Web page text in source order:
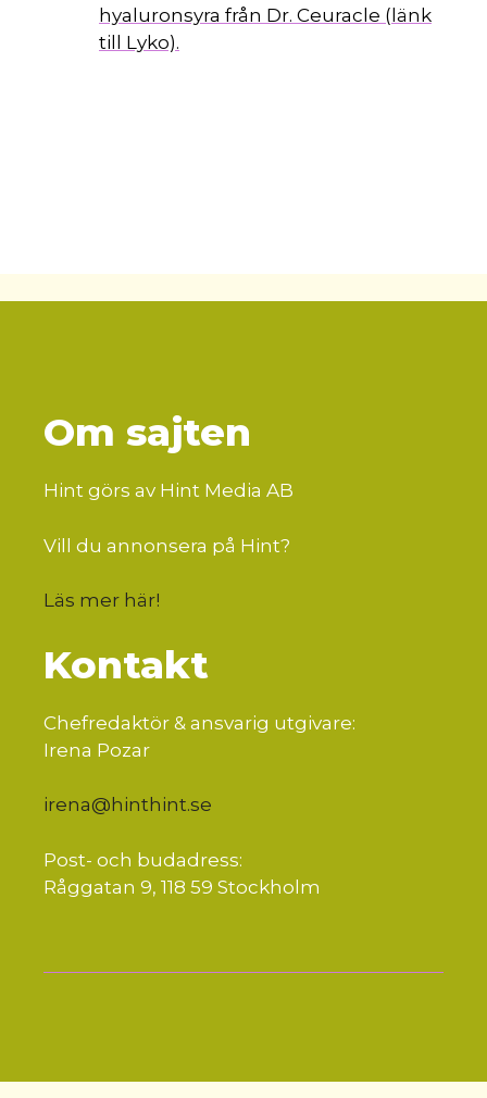
hyaluronsyra från Dr. Ceuracle (länk
till Lyko).
Om sajten
Hint görs av Hint Media AB
Vill du annonsera på Hint?
Läs mer här!
Kontakt
Chefredaktör & ansvarig utgivare:
Irena Pozar
irena@hinthint.se
Post- och budadress:
Råggatan 9, 118 59 Stockholm